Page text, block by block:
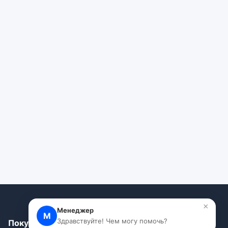
Покупателям
М
Менеджер
Здравствуйте! Чем могу помочь?
×